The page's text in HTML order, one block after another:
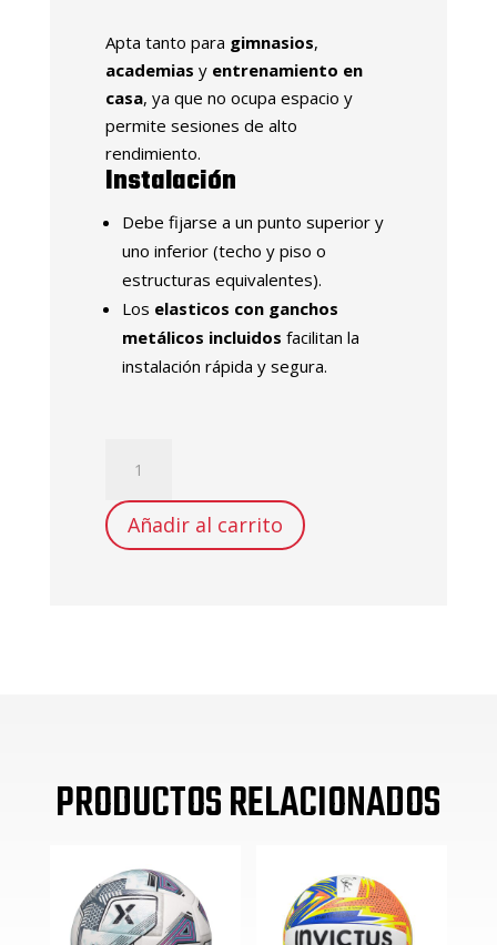
Apta tanto para gimnasios,
academias y entrenamiento en
casa, ya que no ocupa espacio y
permite sesiones de alto
rendimiento.
Instalación
Debe fijarse a un punto superior y
uno inferior (techo y piso o
estructuras equivalentes).
Los elasticos con ganchos
metálicos incluidos facilitan la
instalación rápida y segura.
DOBLE
ANCLAJE
DE Añadir al carrito
PRODUCTOS RELACIONADOS